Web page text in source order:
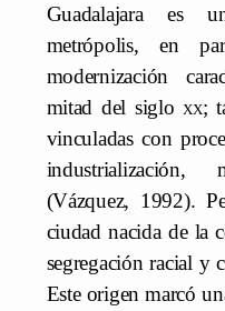
Guadalajara es
metrópolis, en
modernización
mitad del sigloxx;
vinculadas con
(Vázquez, 1992).
ciudad nacida de la
segregación racial y
Este origen marcó